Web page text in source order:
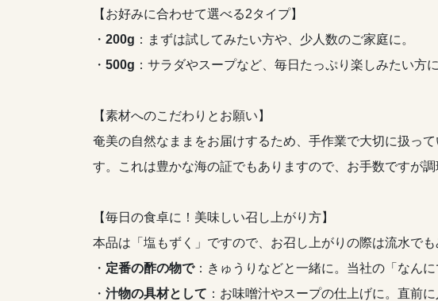
【お好みに合わせて選べる2タイプ】
・ 200g ：まずは試してみたい方や、少人数のご家庭に。
・ 500g ：サラダやスープなど、毎日たっぷり楽しみたい方に
【素材へのこだわりとお願い】
奄美の自然なままをお届けするため、手作業で大切に扱っ
す。これは豊かな海の証でもありますので、お手数ですが
【毎日の食卓に！美味しい召し上がり方】
本品は「塩もずく」ですので、お召し上がりの際は流水で
・ 定番の酢の物で：きゅうりなどと一緒に。当社の「なん
・ 汁物の具材として ：お味噌汁やスープの仕上げに。直前